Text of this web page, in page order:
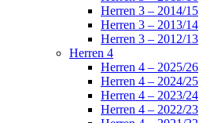
Herren 3 – 2014/15
Herren 3 – 2013/14
Herren 3 – 2012/13
Herren 4
Herren 4 – 2025/26
Herren 4 – 2024/25
Herren 4 – 2023/24
Herren 4 – 2022/23